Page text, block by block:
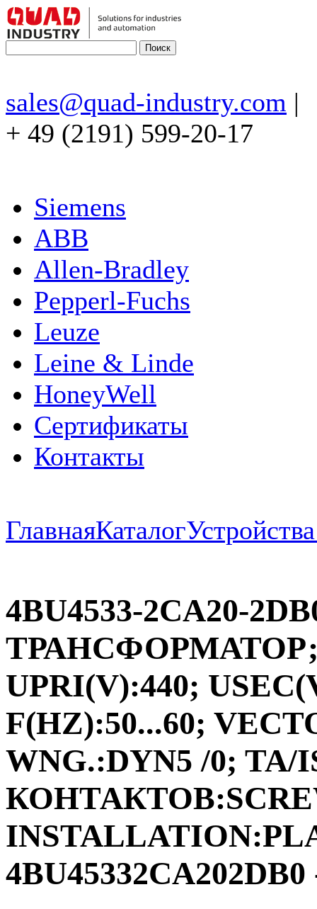
sales@quad-industry.com |
+ 49 (2191) 599-20-17
Siemens
ABB
Allen-Bradley
Pepperl-Fuchs
Leuze
Leine & Linde
HoneyWell
Сертификаты
Контакты
ГлавнаяКаталог
4BU4533-2CA20-
UPRI(V):440;
F(HZ):50...60;
WNG.:DYN5 /0;